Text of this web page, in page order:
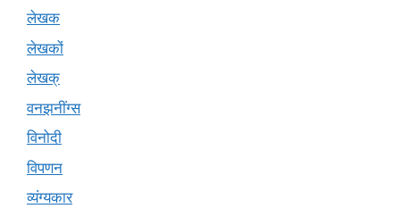
लेखक
लेखकों
लेखक्
वनझनींग्स
विनोदी
विपणन
व्यंग्यकार